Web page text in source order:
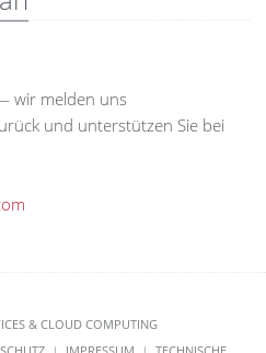
wir melden uns
und unterstützen Sie bei
& CLOUD COMPUTING